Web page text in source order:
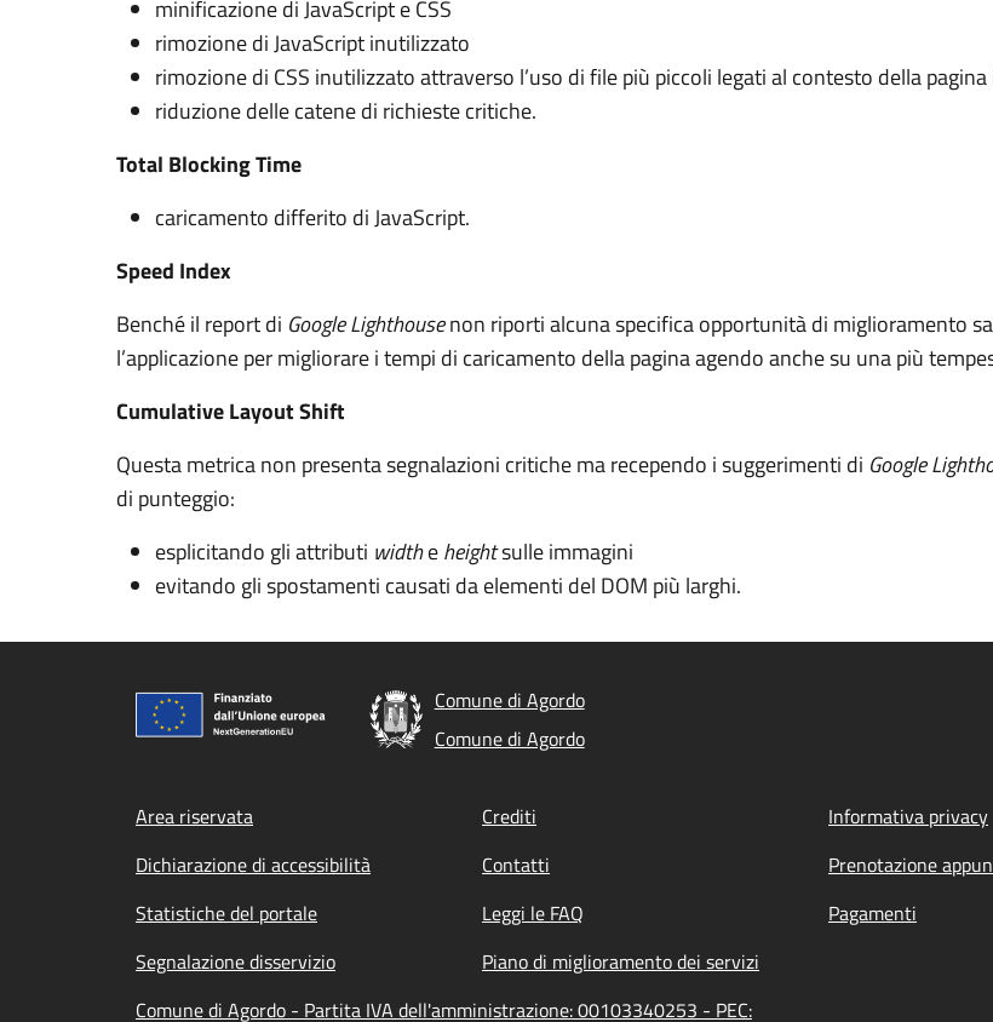
minificazione di JavaScript e CSS
rimozione di JavaScript inutilizzato
rimozione di CSS inutilizzato attraverso l’uso di file più piccoli legati al contesto della
riduzione delle catene di richieste critiche.
Total Blocking Time
caricamento differito di JavaScript.
Speed Index
Benché il report di Google Lighthousenon riporti alcuna specifica opportunità di miglioramento
l’applicazione per migliorare i tempi di caricamento della pagina agendo anche su una più
Cumulative Layout Shift
Questa metrica non presenta segnalazioni critiche ma recependo i suggerimenti di Google
di punteggio:
esplicitando gli attributi widtheheightsulle immagini
evitando gli spostamenti causati da elementi del DOM più larghi.
Comune di Agordo
Comune di Agordo
Footer menu
Area riservata Crediti Informativa privacy
Dichiarazione di accessibilità
Contatti Prenotazione
Statistiche del portale
Leggi le FAQ Pagamenti
Segnalazione disservizio
Piano di miglioramento dei servizi
Comune di Agordo - Partita IVA dell'amministrazione: 00103340253 - PEC: